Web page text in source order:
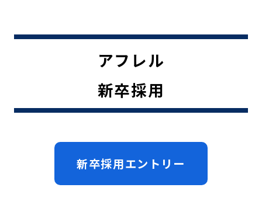
アフレル
新卒採用
新卒採用エントリー